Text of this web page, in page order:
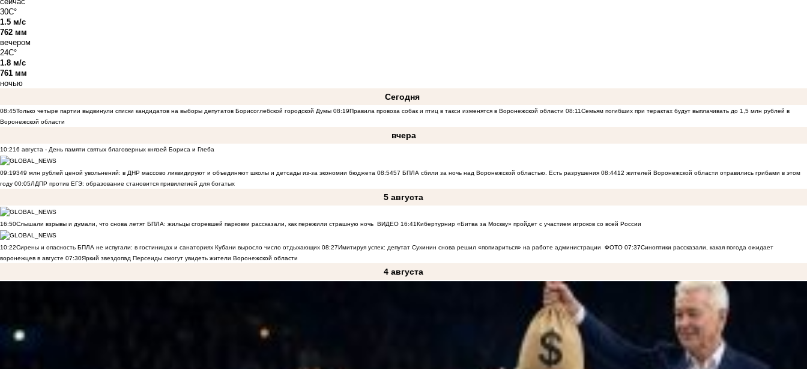
30C°
1.5 м/с
762 мм
вечером
24C°
1.8 м/с
761 мм
ночью
Сегодня
08:45Только четыре партии выдвинули списки кандидатов на выборы депутатов Борисоглебской городской Думы 08:19Правила провоза собак и птиц в такси изменятся в Воронежской области 08:11Семьям погибших при терактах будут выплачивать до 1,5 млн рублей в
Воронежской области
вчера
10:216 августа - День памяти святых благоверных князей Бориса и Глеба
09:19349 млн рублей ценой увольнений: в ДНР массово ликвидируют и объединяют школы и детсады из-за экономии бюджета 08:5457 БПЛА сбили за ночь над Воронежской областью. Есть разрушения 08:4412 жителей Воронежской области отравились грибами в этом
году 00:05ЛДПР против ЕГЭ: образование становится привилегией для богатых
5 августа
16:50Слышали взрывы и думали, что снова летят БПЛА: жильцы сгоревшей парковки рассказали, как пережили страшную ночь ВИДЕО 16:41Кибертурнир «Битва за Москву» пройдет с участием игроков со всей России
10:22Сирены и опасность БПЛА не испугали: в гостиницах и санаториях Кубани выросло число отдыхающих 08:27Имитируя успех: депутат Сухинин снова решил «попиариться» на работе администрации ФОТО 07:37Синоптики рассказали, какая погода ожидает
воронежцев в августе 07:30Яркий звездопад Персеиды смогут увидеть жители Воронежской области
4 августа